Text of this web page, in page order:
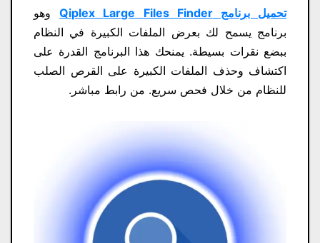
تحميل برنامج Qiplex Large Files Finder
وهو
برنامج يسمح لك بعرض الملفات الكبيرة في النظام
ببضع نقرات بسيطة. يمنحك هذا البرنامج القدرة على
اكتشاف وحذف الملفات الكبيرة على القرص الصلب
للنظام من خلال فحص سريع. من رابط مباشر.